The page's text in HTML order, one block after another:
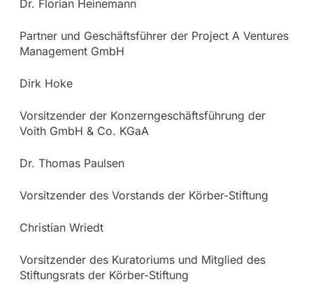
Dr. Florian Heinemann
Partner und Geschäftsführer der Project A Ventures
Management GmbH
Dirk Hoke
Vorsitzender der Konzerngeschäftsführung der
Voith GmbH & Co. KGaA
Dr. Thomas Paulsen
Vorsitzender des Vorstands der Körber-Stiftung
Christian Wriedt
Vorsitzender des Kuratoriums und Mitglied des
Stiftungsrats der Körber-Stiftung